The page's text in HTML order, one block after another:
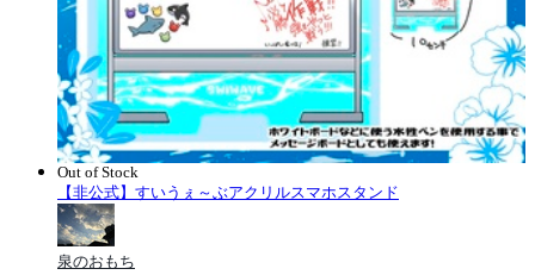
Out of Stock
【非公式】すいうぇ～ぶアクリルスマホスタンド
泉のおもち